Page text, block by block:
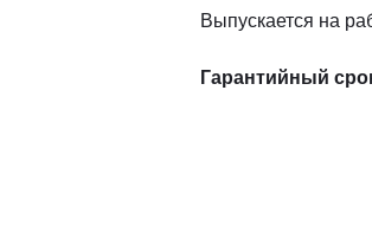
​Выпускается на
Гарантийный